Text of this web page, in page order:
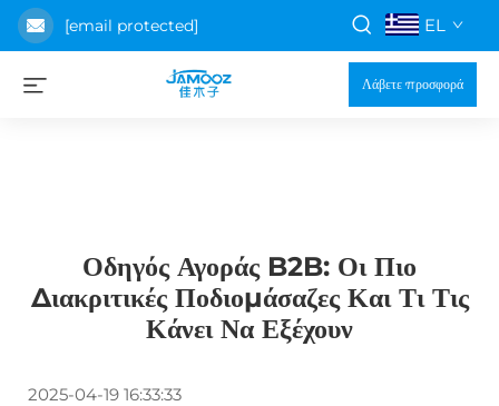
[email protected] EL
Λάβετε προσφορά
Οδηγός Αγοράς B2B: Οι Πιο
Διακριτικές Ποδιομάσαζες Και Τι Τις
Κάνει Να Εξέχουν
2025-04-19 16:33:33